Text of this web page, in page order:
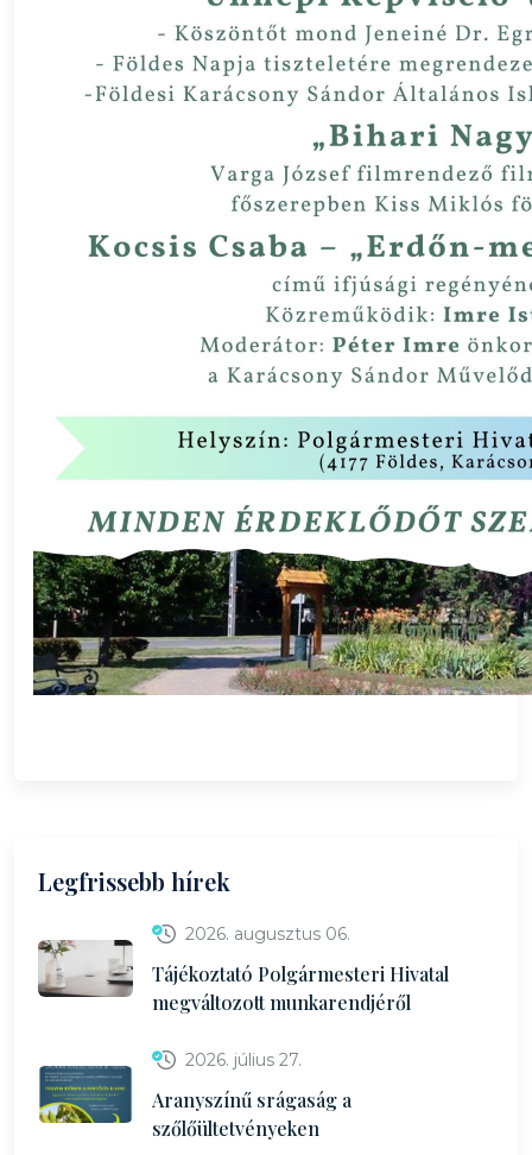
Legfrissebb hírek
2026. augusztus 06.
Tájékoztató Polgármesteri Hivatal
megváltozott munkarendjéről
2026. július 27.
Aranyszínű srágaság a
szőlőültetvényeken